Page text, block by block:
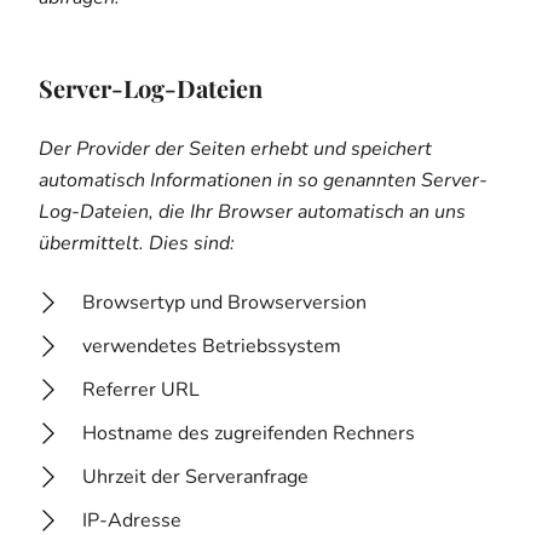
Server-Log-Dateien
Der Provider der Seiten erhebt und speichert
automatisch Informationen in so genannten Server-
Log-Dateien, die Ihr Browser automatisch an uns
übermittelt. Dies sind:
Browsertyp und Browserversion
verwendetes Betriebssystem
Referrer URL
Hostname des zugreifenden Rechners
Uhrzeit der Serveranfrage
IP-Adresse